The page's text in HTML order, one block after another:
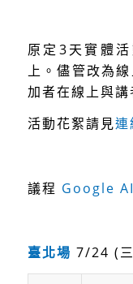
原定3天實體
上。儘管改為
加者在線上與
活動花絮請見連
議程 Google
臺北場 7/24 (